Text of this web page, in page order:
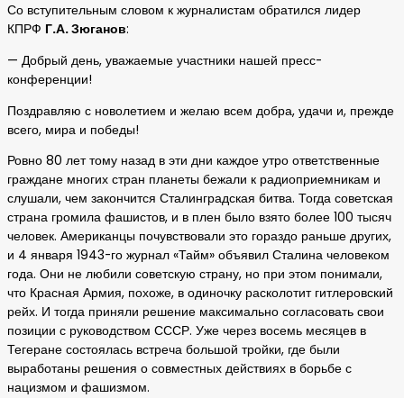
Со вступительным словом к журналистам обратился лидер
КПРФ Г.А. Зюганов:
— Добрый день, уважаемые участники нашей пресс-
конференции!
Поздравляю с новолетием и желаю всем добра, удачи и, прежде
всего, мира и победы!
Ровно 80 лет тому назад в эти дни каждое утро ответственные
граждане многих стран планеты бежали к радиоприемникам и
слушали, чем закончится Сталинградская битва. Тогда советская
страна громила фашистов, и в плен было взято более 100 тысяч
человек. Американцы почувствовали это гораздо раньше других,
и 4 января 1943-го журнал «Тайм» объявил Сталина человеком
года. Они не любили советскую страну, но при этом понимали,
что Красная Армия, похоже, в одиночку расколотит гитлеровский
рейх. И тогда приняли решение максимально согласовать свои
позиции с руководством СССР. Уже через восемь месяцев в
Тегеране состоялась встреча большой тройки, где были
выработаны решения о совместных действиях в борьбе с
нацизмом и фашизмом.